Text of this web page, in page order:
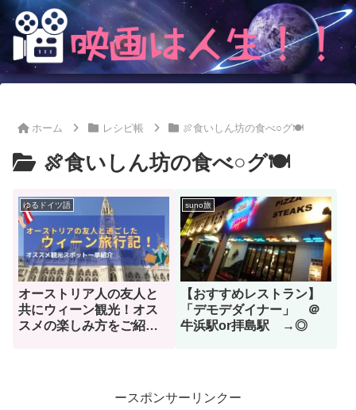
ホーム レシピ帳 🍖食いしん坊の食べ○グ🍽
🍖食いしん坊の食べ○グ🍽
ゆるドイツ語
オーストリア人の友人と
共にウィーン観光！オス
スメの楽しみ方をご紹
suno旅
【おすすめレストラン】
「デモデダイナー」 ＠
牛浜駅or拝島駅 →◎
ースポンサーリンクー